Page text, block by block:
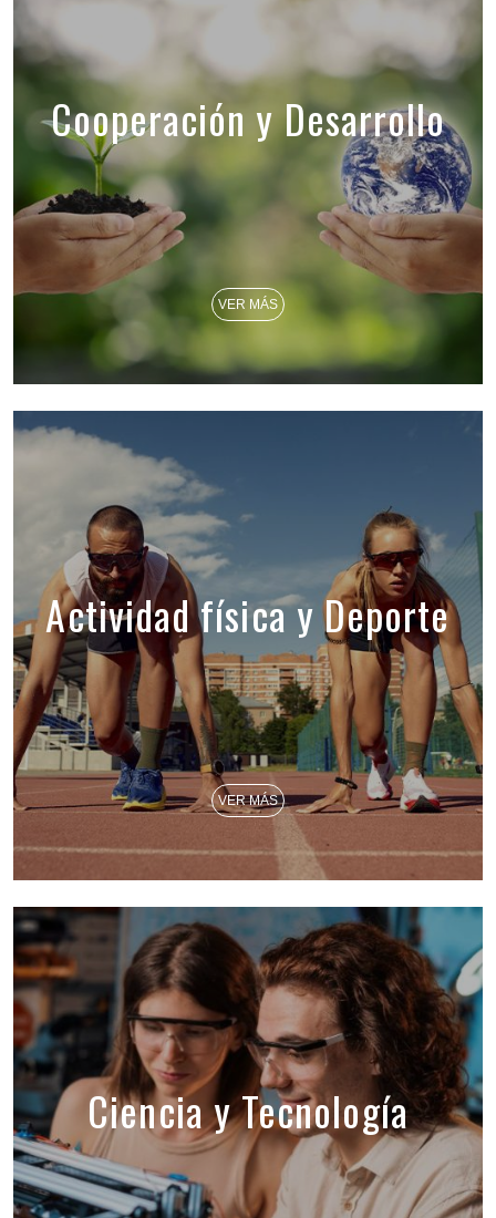
Cooperación y Desarrollo
VER MÁS
Actividad física y Deporte
VER MÁS
Ciencia y Tecnología